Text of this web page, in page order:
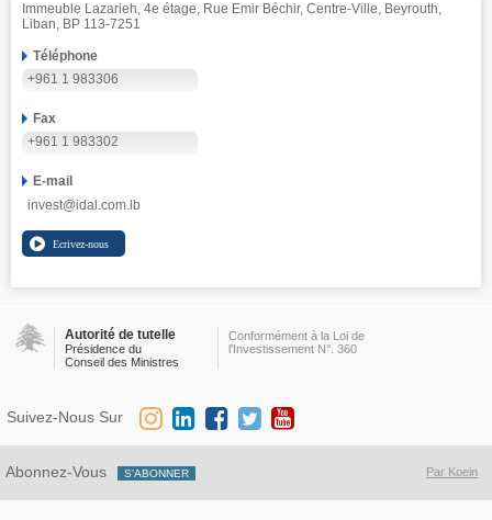
Immeuble Lazarieh, 4e étage, Rue Emir Béchir, Centre-Ville, Beyrouth,
Liban, BP 113-7251
Téléphone
+961 1 983306
Fax
+961 1 983302
E-mail
invest@idal.com.lb
Autorité de tutelle
Présidence du
Conseil des Ministres
Conformément à la Loi de
l'Investissement N°. 360
Par Koein
Abonnez-Vous
Suivez-Nous Sur